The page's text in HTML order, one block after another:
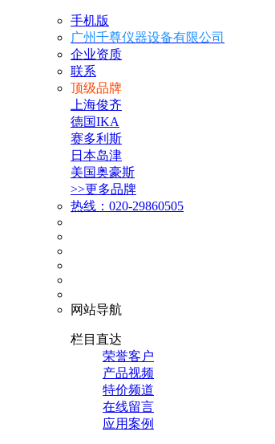
手机版
广州千尊仪器设备有限公司
企业资质
联系
顶级品牌
上海俊齐
德国IKA
赛多利斯
日本岛津
美国奥豪斯
>>更多品牌
热线：020-29860505
网站导航
栏目直达
荣誉客户
产品视频
特价频道
在线留言
应用案例